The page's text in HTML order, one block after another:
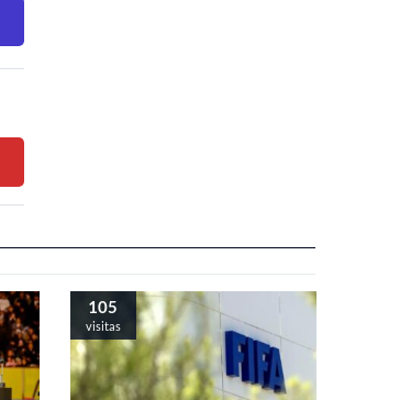
105
visitas